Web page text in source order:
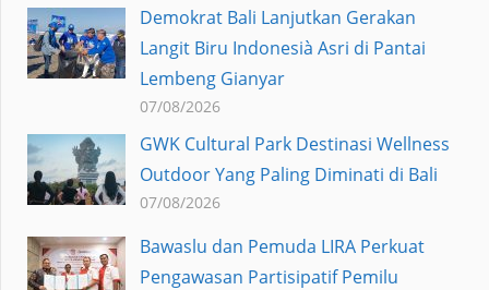
Demokrat Bali Lanjutkan Gerakan
Langit Biru Indonesià Asri di Pantai
Lembeng Gianyar
07/08/2026
GWK Cultural Park Destinasi Wellness
Outdoor Yang Paling Diminati di Bali
07/08/2026
Bawaslu dan Pemuda LIRA Perkuat
Pengawasan Partisipatif Pemilu